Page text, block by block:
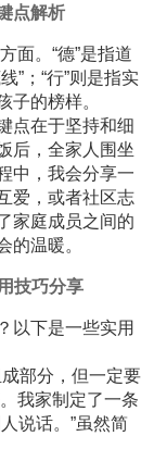
点解析
面。“德”是指道
”；“行”则是指实
子的榜样。
点在于坚持和细
后，全家人围坐
中，我会分享一
爱，或者社区志
家庭成员之间的
的温暖。
技巧分享
以下是一些实用
部分，但一定要
我家制定了一条
说话。”虽然简